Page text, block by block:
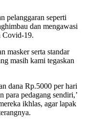
pelanggaran seperti
dan mengawasi
Covid-19.
masker serta standar
masih kami tegaskan
dana Rp.5000 per hari
para pedagang sendiri,’
ikhlas, agar lapak